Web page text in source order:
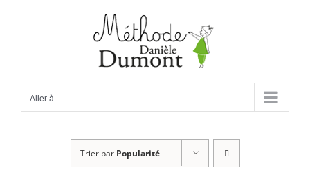
Aller à...
Trier par Popularité